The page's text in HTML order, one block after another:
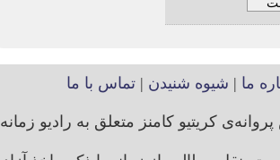
ما | شیوه شنیدن |تماس با ما
کریتیو کامنز متعلق به رادیو زمانه